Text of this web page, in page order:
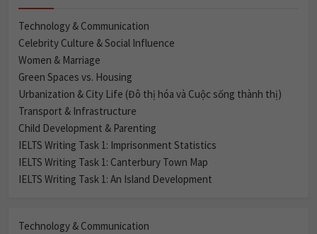
Technology & Communication
Celebrity Culture & Social Influence
Women & Marriage
Green Spaces vs. Housing
Urbanization & City Life (Đô thị hóa và Cuộc sống thành thị)
Transport & Infrastructure
Child Development & Parenting
IELTS Writing Task 1: Imprisonment Statistics
IELTS Writing Task 1: Canterbury Town Map
IELTS Writing Task 1: An Island Development
Technology & Communication